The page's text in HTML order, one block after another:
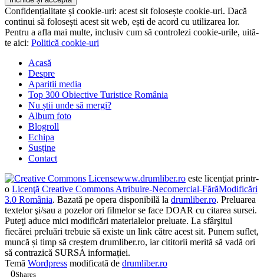
Confidențialitate și cookie-uri: acest sit folosește cookie-uri. Dacă
continui să folosești acest sit web, ești de acord cu utilizarea lor.
Pentru a afla mai multe, inclusiv cum să controlezi cookie-urile, uită-
Acasă
Despre
Apariții media
Top 300 Obiective Turistice România
Nu știi unde să mergi?
Album foto
Blogroll
Echipa
Susține
www.drumliber.roeste licenţiat printr-
oLicenţă Creative Commons Atribuire-Necomercial-FărăModificări
3.0 România. Bazată pe opera disponibilă ladrumliber.ro. Preluarea
textelor şi/sau a pozelor ori filmelor se face DOAR cu citarea sursei.
Puteţi aduce mici modificări materialelor preluate. La sfârşitul
fiecărei preluări trebuie să existe un link către acest sit. Punem suflet,
muncă și timp să creștem drumliber.ro, iar cititorii merită să vadă ori
să contrazică SURSA informației.
TemăWordpress